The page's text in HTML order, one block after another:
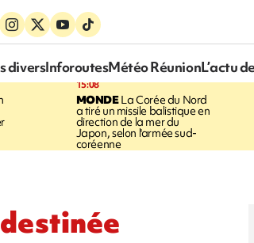
diversInforoutesMétéo RéunionL’actu
15:08
MONDELa Corée du Nord
a tiré un missile balistique en
direction de la mer du
Japon, selon l'armée sud-
coréenne